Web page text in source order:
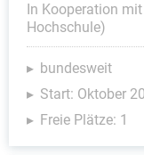
In Kooperation
Hochschule)
bundesweit
Start: Oktober
Freie Plätze: 1